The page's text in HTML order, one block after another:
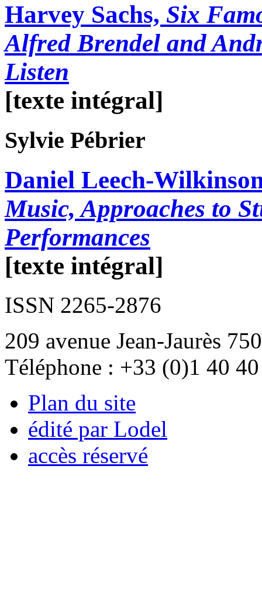
Harvey Sachs, Six
Alfred Brendel and
Listen
[texte intégral]
Sylvie Pébrier
Daniel Leech-
Music, Approaches to
Performances
[texte intégral]
ISSN 2265-2876
209 avenue Jean-Jaurès
Téléphone : +33 (0)1 40
Plan du site
édité par Lodel
accès réservé